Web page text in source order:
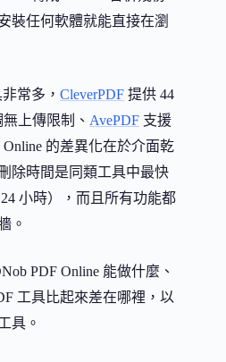
裝任何軟體就能直接在瀏
常多， CleverPDF 提供 44
上傳限制、 AvePDF 支援
的差異化在於介面乾
除時間是同類工具中最快
小時），而且所有功能都
。
PDF Online 能做什麼、
工具比起來差在哪裡，以
具。